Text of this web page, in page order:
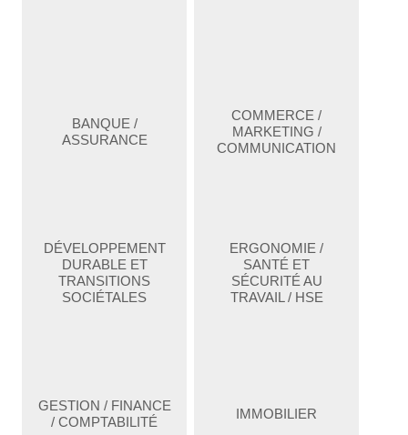
BANQUE /
ASSURANCE
COMMERCE /
MARKETING /
COMMUNICATION
DÉVELOPPEMENT
DURABLE ET
TRANSITIONS
SOCIÉTALES
ERGONOMIE /
SANTÉ ET
SÉCURITÉ AU
TRAVAIL / HSE
GESTION / FINANCE
/ COMPTABILITÉ
IMMOBILIER